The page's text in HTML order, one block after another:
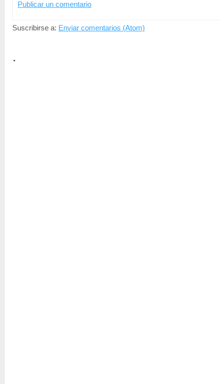
Publicar un comentario
Suscribirse a: Enviar comentarios (Atom)
.